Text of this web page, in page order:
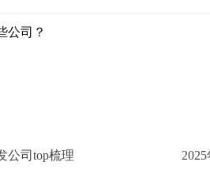
公司？
公司top梳理